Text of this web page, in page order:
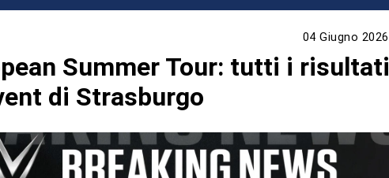
04 Giugno 2026
Summer Tour: tutti i risultati
di Strasburgo